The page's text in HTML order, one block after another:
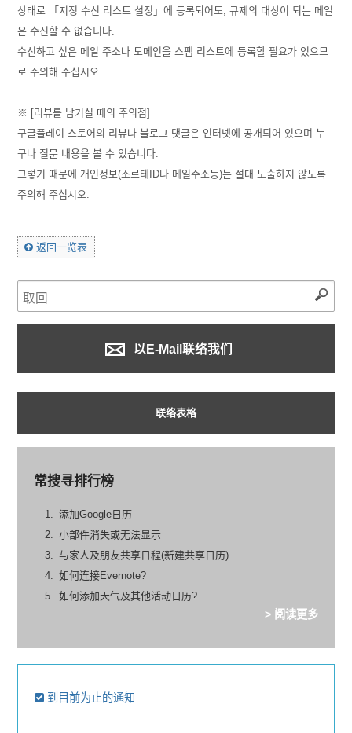
상태로 「지정 수신 리스트 설정」에 등록되어도, 규제의 대상이 되는 메일
은 수신할 수 없습니다.
수신하고 싶은 메일 주소나 도메인을 스팸 리스트에 등록할 필요가 있으므
로 주의해 주십시오.
※ [리뷰를 남기실 때의 주의점]
구글플레이 스토어의 리뷰나 블로그 댓글은 인터넷에 공개되어 있으며 누
구나 질문 내용을 볼 수 있습니다.
그렇기 때문에 개인정보(조르테ID나 메일주소등)는 절대 노출하지 않도록
주의해 주십시오.
返回一览表
以E-Mail联络我们
联络表格
常搜寻排行榜
添加Google日历
小部件消失或无法显示
与家人及朋友共享日程(新建共享日历)
如何连接Evernote?
如何添加天气及其他活动日历?
> 阅读更多
到目前为止的通知